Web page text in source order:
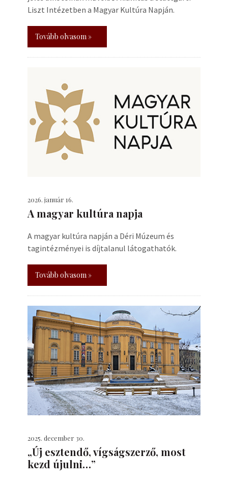
Liszt Intézetben a Magyar Kultúra Napján.
Tovább olvasom »
2026. január 16.
A magyar kultúra napja
A magyar kultúra napján a Déri Múzeum és
tagintézményei is díjtalanul látogathatók.
Tovább olvasom »
2025. december 30.
„Új esztendő, vígságszerző, most
kezd újulni…”